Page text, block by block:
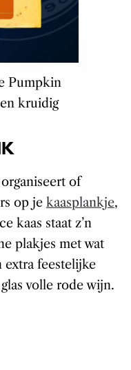
Pumpkin
kruidig
of
op je kaasplankje,
kaas staat z’n
plakjes met wat
extra feestelijke
volle rode wijn.